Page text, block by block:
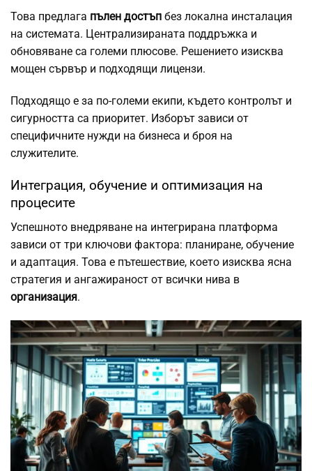
Това предлага пълен достъп без локална инсталация
на системата. Централизираната поддръжка и
обновяване са големи плюсове. Решението изисква
мощен сървър и подходящи лицензи.
Подходящо е за по-големи екипи, където контролът и
сигурността са приоритет. Изборът зависи от
специфичните нужди на бизнеса и броя на
служителите.
Интеграция, обучение и оптимизация на
процесите
Успешното внедряване на интегрирана платформа
зависи от три ключови фактора: планиране, обучение
и адаптация. Това е пътешествие, което изисква ясна
стратегия и ангажираност от всички нива в
организация.